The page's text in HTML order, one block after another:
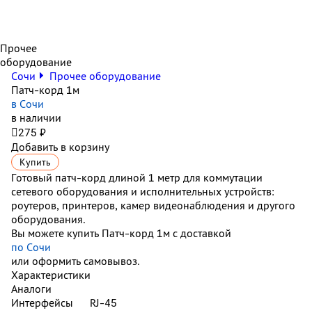
Прочее
оборудование
Сочи
Прочее оборудование
Патч-корд 1м
в Сочи
в наличии
275 ₽
Добавить в корзину
Купить
Готовый патч-корд длиной 1 метр для коммутации
сетевого оборудования и исполнительных устройств:
роутеров, принтеров, камер видеонаблюдения и другого
оборудования.
Вы можете купить Патч-корд 1м с доставкой
по Сочи
или оформить самовывоз.
Характеристики
Аналоги
Интерфейсы
RJ-45